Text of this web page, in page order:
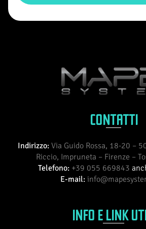
CONTATTI
Indirizzo: Via Guido Rossa, 18-20 –
Riccio, Impruneta – Firenze –
Telefono: +39 055 669843
E-mail:
INFO E LINK